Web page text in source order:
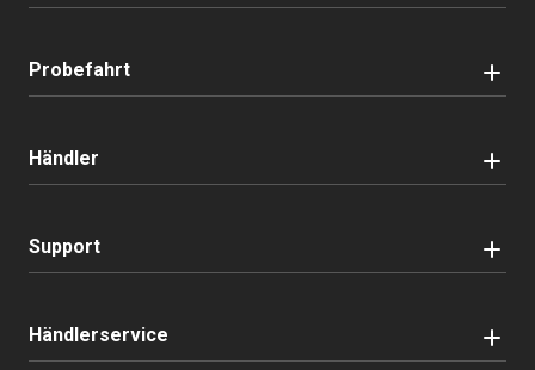
Probefahrt
Händler
Support
Händlerservice